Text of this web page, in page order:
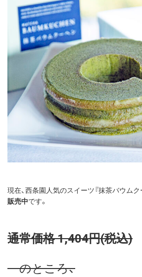
現在、西条園人気のスイーツ『抹茶バウムク
販売中です。
通常価格 1,404円(税込)
のところ、